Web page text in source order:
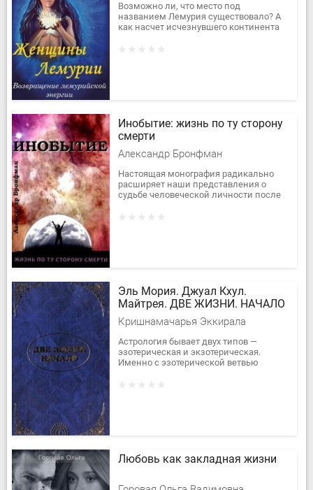
Возможно ли, что место под
названием Лемурия существовало? А
как насчет исчезнувшего континента
Инобытие: жизнь по ту сторону
смерти
Александр Бронфман
Настоящая монография радикально
расширяет наши представления о
судьбе человеческой личности после
Эль Мория. Джуал Кхул.
Майтрея. ДВЕ ЖИЗНИ. НАЧАЛО
Кришнамачарья Эккирала
Астрология бывает двух типов —
эзотерическая и экзотерическая.
Именно с эзотерической ветвью
Любовь как закладная жизни